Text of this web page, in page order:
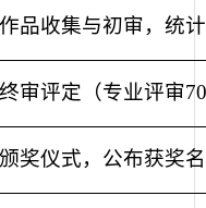
作品收集与初审，统
终审评定（专业评审
颁奖仪式，公布获奖